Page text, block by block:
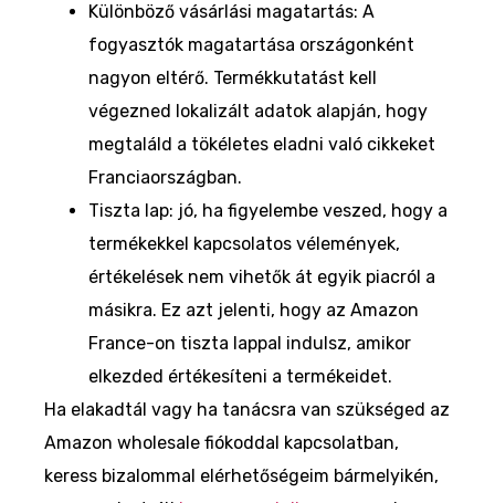
Különböző vásárlási magatartás: A
fogyasztók magatartása országonként
nagyon eltérő. Termékkutatást kell
végezned lokalizált adatok alapján, hogy
megtaláld a tökéletes eladni való cikkeket
Franciaországban.
Tiszta lap: jó, ha figyelembe veszed, hogy a
termékekkel kapcsolatos vélemények,
értékelések nem vihetők át egyik piacról a
másikra. Ez azt jelenti, hogy az Amazon
France-on tiszta lappal indulsz, amikor
elkezded értékesíteni a termékeidet.
Ha elakadtál vagy ha tanácsra van szükséged az
Amazon wholesale fiókoddal kapcsolatban,
keress bizalommal elérhetőségeim bármelyikén,